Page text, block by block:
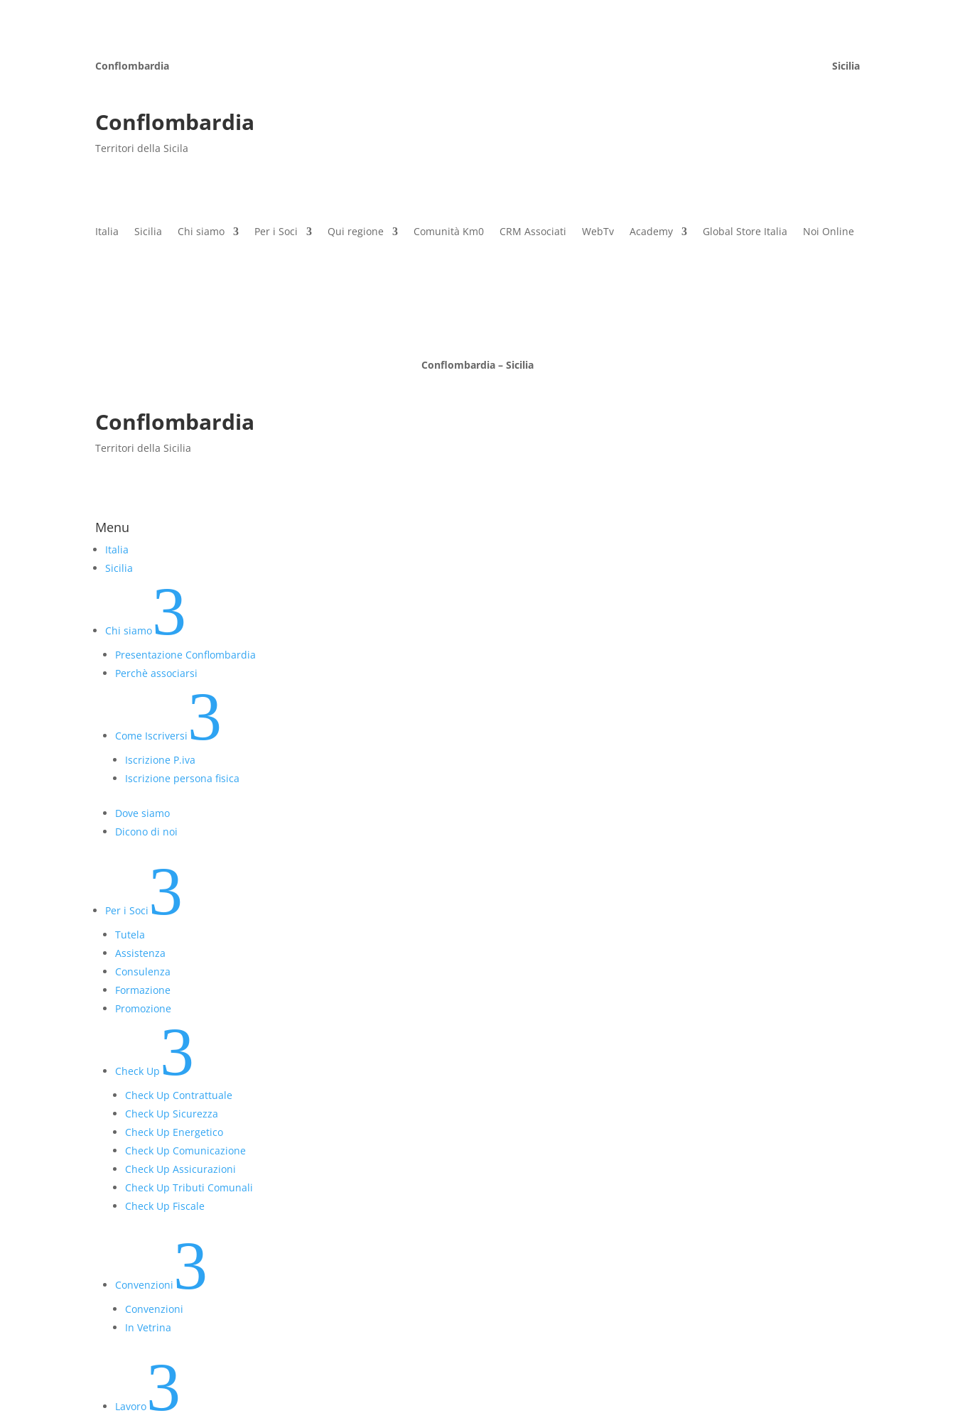
Conflombardia Sicilia
Conflombardia
Territori della Sicila
Italia Sicilia Chi siamo Per i Soci Qui regione Comunità Km0 CRM Associati WebTv Academy Global Store Italia Noi Online
Conflombardia – Sicilia
Conflombardia
Territori della Sicilia
Menu
Italia
Sicilia
Chi siamo 3
Presentazione Conflombardia
Perchè associarsi
Come Iscriversi 3
Iscrizione P.iva
Iscrizione persona fisica
Dove siamo
Dicono di noi
Per i Soci 3
Tutela
Assistenza
Consulenza
Formazione
Promozione
Check Up 3
Check Up Contrattuale
Check Up Sicurezza
Check Up Energetico
Check Up Comunicazione
Check Up Assicurazioni
Check Up Tributi Comunali
Check Up Fiscale
Convenzioni 3
Convenzioni
In Vetrina
Lavoro 3